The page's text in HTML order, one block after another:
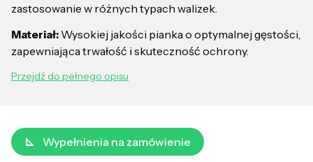
zastosowanie w różnych typach walizek.
Materiał: Wysokiej jakości pianka o optymalnej gęstości,
zapewniająca trwałość i skuteczność ochrony.
Przejdź do pełnego opisu
Wypełnienia na zamówienie